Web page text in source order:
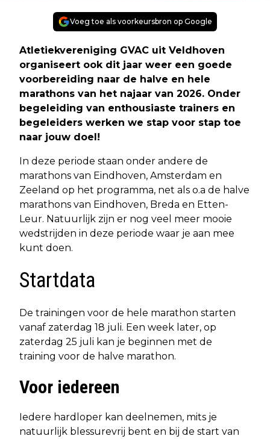
Voeg toe als voorkeursbron op Google
Atletiekvereniging GVAC uit Veldhoven
organiseert ook dit jaar weer een goede
voorbereiding naar de halve en hele
marathons van het najaar van 2026. Onder
begeleiding van enthousiaste trainers en
begeleiders werken we stap voor stap toe
naar jouw doel!
In deze periode staan onder andere de
marathons van Eindhoven, Amsterdam en
Zeeland op het programma, net als o.a de halve
marathons van Eindhoven, Breda en Etten-
Leur. Natuurlijk zijn er nog veel meer mooie
wedstrijden in deze periode waar je aan mee
kunt doen.
Startdata
De trainingen voor de hele marathon starten
vanaf zaterdag 18 juli. Een week later, op
zaterdag 25 juli kan je beginnen met de
training voor de halve marathon.
Voor iedereen
Iedere hardloper kan deelnemen, mits je
natuurlijk blessurevrij bent en bij de start van